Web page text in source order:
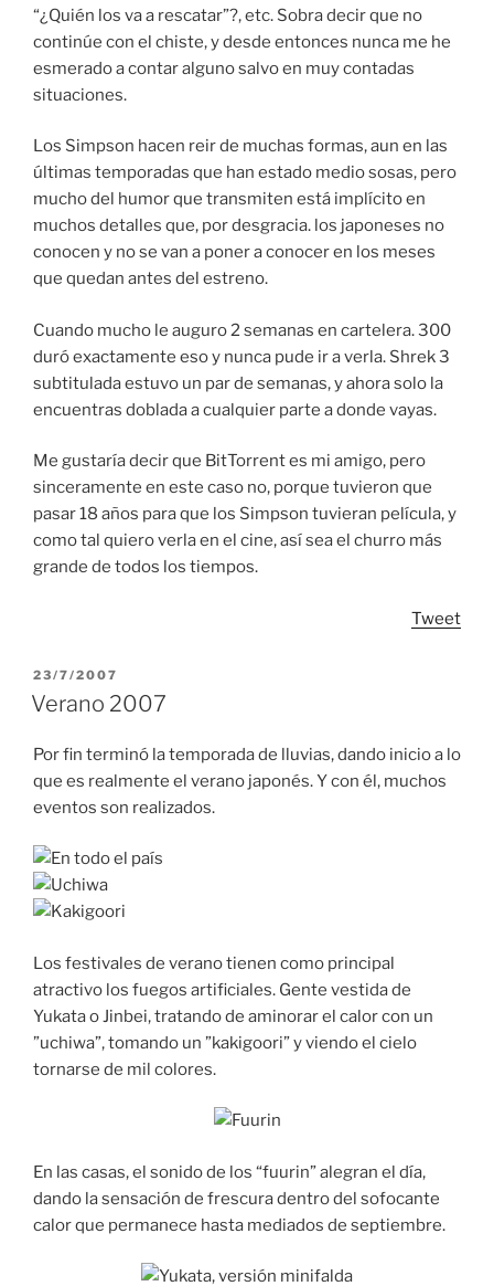
“¿Quién los va a rescatar”?, etc. Sobra decir que no
continúe con el chiste, y desde entonces nunca me he
esmerado a contar alguno salvo en muy contadas
situaciones.
Los Simpson hacen reir de muchas formas, aun en las
últimas temporadas que han estado medio sosas, pero
mucho del humor que transmiten está implícito en
muchos detalles que, por desgracia. los japoneses no
conocen y no se van a poner a conocer en los meses
que quedan antes del estreno.
Cuando mucho le auguro 2 semanas en cartelera. 300
duró exactamente eso y nunca pude ir a verla. Shrek 3
subtitulada estuvo un par de semanas, y ahora solo la
encuentras doblada a cualquier parte a donde vayas.
Me gustaría decir que BitTorrent es mi amigo, pero
sinceramente en este caso no, porque tuvieron que
pasar 18 años para que los Simpson tuvieran película, y
como tal quiero verla en el cine, así sea el churro más
grande de todos los tiempos.
Tweet
POSTED
ON
23/7/2007
Verano 2007
Por fin terminó la temporada de lluvias, dando inicio a lo
que es realmente el verano japonés. Y con él, muchos
eventos son realizados.
Los festivales de verano tienen como principal
atractivo los fuegos artificiales. Gente vestida de
Yukata o Jinbei, tratando de aminorar el calor con un
”uchiwa”, tomando un ”kakigoori” y viendo el cielo
tornarse de mil colores.
En las casas, el sonido de los “fuurin” alegran el día,
dando la sensación de frescura dentro del sofocante
calor que permanece hasta mediados de septiembre.